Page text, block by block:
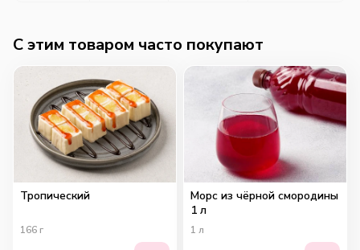
C этим товаром часто покупают
Тропический
166 г
Морс из чёрной смородины
1 л
1 л